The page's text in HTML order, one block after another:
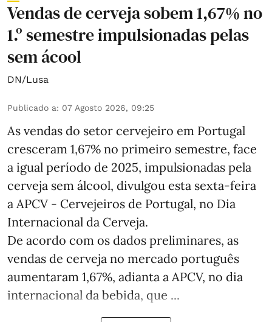
Vendas de cerveja sobem 1,67% no
1.º semestre impulsionadas pelas
sem ácool
DN/Lusa
Publicado a: 07 Agosto 2026, 09:25
As vendas do setor cervejeiro em Portugal
cresceram 1,67% no primeiro semestre, face
a igual período de 2025, impulsionadas pela
cerveja sem álcool, divulgou esta sexta-feira
a APCV - Cervejeiros de Portugal, no Dia
Internacional da Cerveja.
De acordo com os dados preliminares, as
vendas de cerveja no mercado português
aumentaram 1,67%, adianta a APCV, no dia
internacional da bebida, que ...